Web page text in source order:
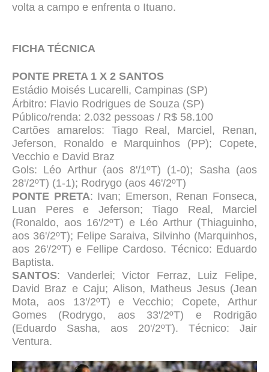
volta a campo e enfrenta o Ituano.
FICHA TÉCNICA
PONTE PRETA 1 X 2 SANTOS
Estádio Moisés Lucarelli, Campinas (SP)
Árbitro: Flavio Rodrigues de Souza (SP)
Público/renda: 2.032 pessoas / R$ 58.100
Cartões amarelos: Tiago Real, Marciel, Renan,
Jeferson, Ronaldo e Marquinhos (PP); Copete,
Vecchio e David Braz
Gols: Léo Arthur (aos 8'/1ºT) (1-0); Sasha (aos
28'/2ºT) (1-1); Rodrygo (aos 46'/2ºT)
PONTE PRETA: Ivan; Emerson, Renan Fonseca,
Luan Peres e Jeferson; Tiago Real, Marciel
(Ronaldo, aos 16'/2ºT) e Léo Arthur (Thiaguinho,
aos 36'/2ºT); Felipe Saraiva, Silvinho (Marquinhos,
aos 26'/2ºT) e Fellipe Cardoso. Técnico: Eduardo
Baptista.
SANTOS: Vanderlei; Victor Ferraz, Luiz Felipe,
David Braz e Caju; Alison, Matheus Jesus (Jean
Mota, aos 13'/2ºT) e Vecchio; Copete, Arthur
Gomes (Rodrygo, aos 33'/2ºT) e Rodrigão
(Eduardo Sasha, aos 20'/2ºT). Técnico: Jair
Ventura.